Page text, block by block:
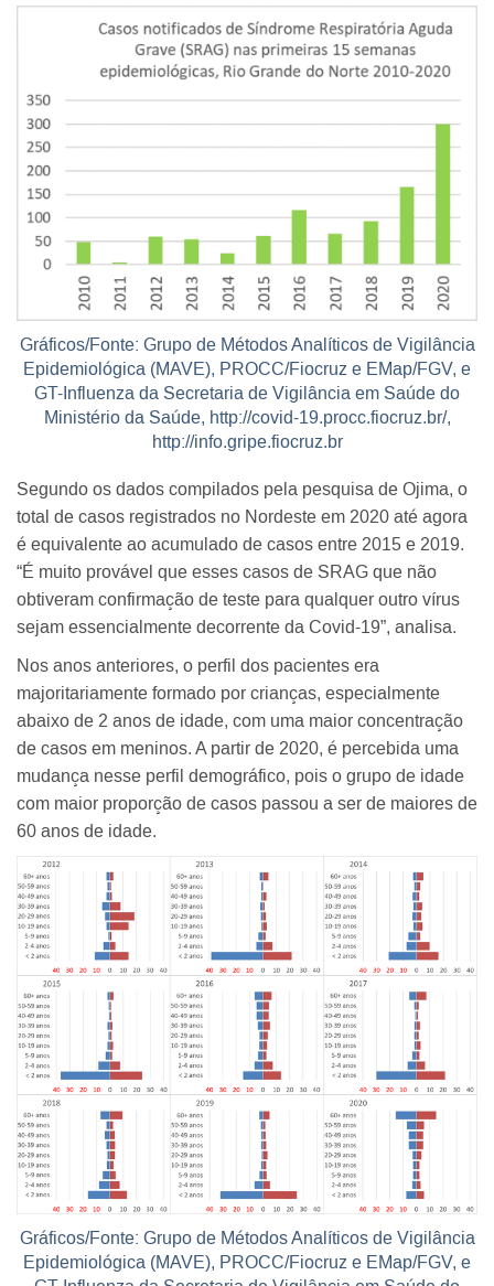
Gráficos/Fonte: Grupo de Métodos Analíticos de Vigilância
Epidemiológica (MAVE), PROCC/Fiocruz e EMap/FGV, e
GT-Influenza da Secretaria de Vigilância em Saúde do
Ministério da Saúde, http://covid-19.procc.fiocruz.br/,
http://info.gripe.fiocruz.br
Segundo os dados compilados pela pesquisa de Ojima, o
total de casos registrados no Nordeste em 2020 até agora
é equivalente ao acumulado de casos entre 2015 e 2019.
“É muito provável que esses casos de SRAG que não
obtiveram confirmação de teste para qualquer outro vírus
sejam essencialmente decorrente da Covid-19”, analisa.
Nos anos anteriores, o perfil dos pacientes era
majoritariamente formado por crianças, especialmente
abaixo de 2 anos de idade, com uma maior concentração
de casos em meninos. A partir de 2020, é percebida uma
mudança nesse perfil demográfico, pois o grupo de idade
com maior proporção de casos passou a ser de maiores de
60 anos de idade.
Gráficos/Fonte: Grupo de Métodos Analíticos de Vigilância
Epidemiológica (MAVE), PROCC/Fiocruz e EMap/FGV, e